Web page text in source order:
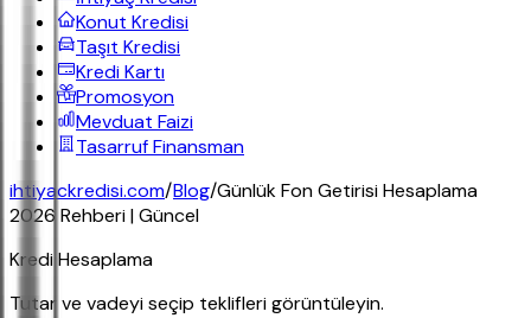
Konut Kredisi
Taşıt Kredisi
Kredi Kartı
Promosyon
Mevduat Faizi
Tasarruf Finansman
ihtiyackredisi.com/Blog/Günlük Fon Getirisi Hesaplama
2026 Rehberi | Güncel
Kredi Hesaplama
Tutar ve vadeyi seçip teklifleri görüntüleyin.